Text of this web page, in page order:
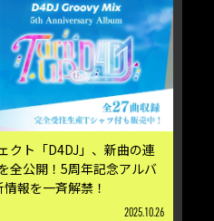
クト「D4DJ」、新曲の連
全公開！5周年記念アルバ
報を一斉解禁！
2025.10.26